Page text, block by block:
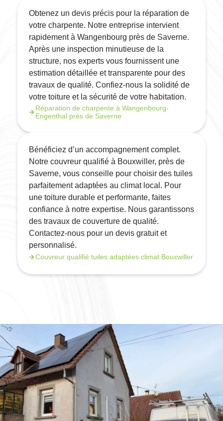
Obtenez un devis précis pour la réparation de
votre charpente. Notre entreprise intervient
rapidement à Wangenbourg près de Saverne.
Après une inspection minutieuse de la
structure, nos experts vous fournissent une
estimation détaillée et transparente pour des
travaux de qualité. Confiez-nous la solidité de
votre toiture et la sécurité de votre habitation.
Réparation de charpente à Wangenbourg-
Engenthal près de Saverne
Bénéficiez d’un accompagnement complet.
Notre couvreur qualifié à Bouxwiller, près de
Saverne, vous conseille pour choisir des tuiles
parfaitement adaptées au climat local. Pour
une toiture durable et performante, faites
confiance à notre expertise. Nous garantissons
des travaux de couverture de qualité.
Contactez-nous pour un devis gratuit et
personnalisé.
Couvreur qualifié tuiles adaptées climat Bouxwiller